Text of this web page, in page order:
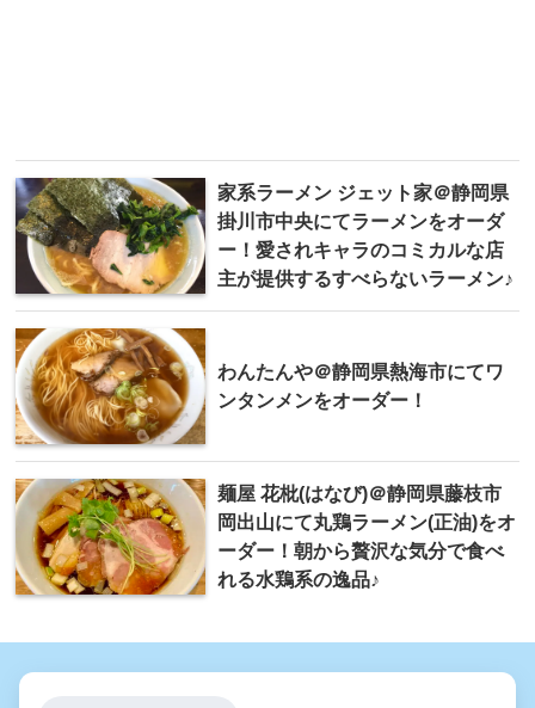
家系ラーメン ジェット家＠静岡県
掛川市中央にてラーメンをオーダ
ー！愛されキャラのコミカルな店
主が提供するすべらないラーメン♪
わんたんや＠静岡県熱海市にてワ
ンタンメンをオーダー！
麺屋 花枇(はなび)＠静岡県藤枝市
岡出山にて丸鶏ラーメン(正油)をオ
ーダー！朝から贅沢な気分で食べ
れる水鶏系の逸品♪